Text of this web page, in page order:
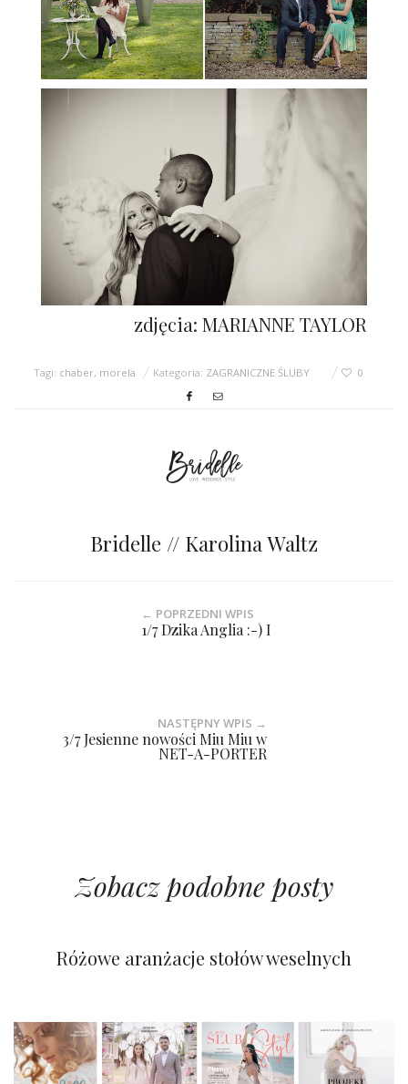
zdjęcia: MARIANNE TAYLOR
Tagi: chaber, morela Kategoria: ZAGRANICZNE ŚLUBY 0
Bridelle // Karolina Waltz
← POPRZEDNI WPIS
1/7 Dzika Anglia :-) I
NASTĘPNY WPIS →
3/7 Jesienne nowości Miu Miu w
NET-A-PORTER
Zobacz podobne posty
Pastelowy i wiosenny ślub
Różowe aranżacje stołów weselnych